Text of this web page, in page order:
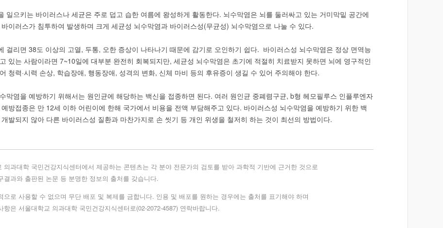
일으키는 바이러스나 세균은 주로 덥고 습한 여름에 왕성하게 활동한다. 뇌수막염은 뇌를 둘러싸고 있는 거미막밑 공간에
이러스가 침투하여 발생하며 크게 세균성 뇌수막염과 바이러스성(무균성) 뇌수막염으로 나눌 수 있다.
걸리면 38도 이상의 고열, 두통, 오한 증상이 나타나기 때문에 감기로 오인하기 쉽다. 바이러스성 뇌수막염은 정상 면역능
있는 사람이라면 7~10일에 대부분 완전히 회복되지만, 세균성 뇌수막염은 초기에 적절히 치료받지 못하면 뇌에 영구적인
청력·시력 손상, 학습장애, 행동장애, 성격의 변화, 신체 마비 등의 후유증이 생길 수 있어 주의해야 한다.
막염을 예방하기 위해서는 원인균에 해당하는 백신을 접종하면 된다. 여러 원인균 중폐렴구균, b형 헤모필루스 인플루엔자
방접종은 만 12세 이하 어린이에 한해 국가에서 비용을 전액 부담해주고 있다. 바이러스성 뇌수막염을 예방하기 위한 백
발되지 않아 다른 바이러스성 질환과 마찬가지로 손 씻기 등 개인 위생을 철저히 하는 것이 최선의 방법이다.
의과대학 국민건강지식센터에서 제공하는 콘텐츠는 각 분야 전문가의 검토를 받아 과학적 기반에 근거한 것으로
결과와 출판된 논문 등 분명한 정보의 출처를 갖습니다.
으로 사용할 수 없으며 무단 배포 및 복제를 금합니다. 인용 및 배포를 원하는 경우에는 출처를 표기해야 하며
항은 서울대학교 의과대학 국민건강지식센터로(02-2072-4587) 연락바랍니다.